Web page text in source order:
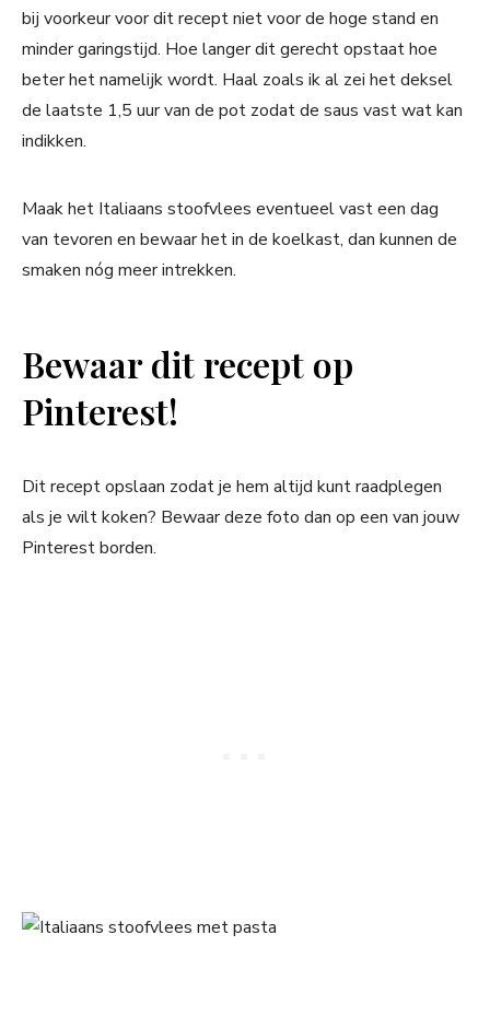
bij voorkeur voor dit recept niet voor de hoge stand en
minder garingstijd. Hoe langer dit gerecht opstaat hoe
beter het namelijk wordt. Haal zoals ik al zei het deksel
de laatste 1,5 uur van de pot zodat de saus vast wat kan
indikken.
Maak het Italiaans stoofvlees eventueel vast een dag
van tevoren en bewaar het in de koelkast, dan kunnen de
smaken nóg meer intrekken.
Bewaar dit recept op
Pinterest!
Dit recept opslaan zodat je hem altijd kunt raadplegen
als je wilt koken? Bewaar deze foto dan op een van jouw
Pinterest borden.